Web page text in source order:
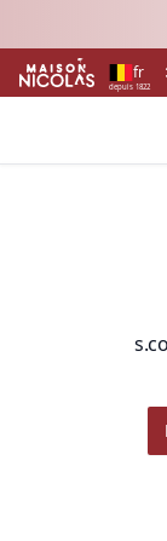
depuis 1822
fr